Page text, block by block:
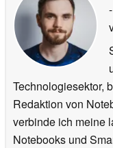
Technologiesektor,
Redaktion von
verbinde ich meine
Notebooks und